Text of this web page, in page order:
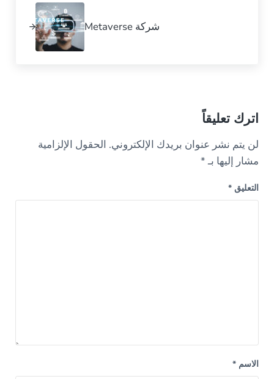
شركة Metaverse
اترك تعليقاً
لن يتم نشر عنوان بريدك الإلكتروني. الحقول الإلزامية
مشار إليها بـ*
التعليق *
الاسم *